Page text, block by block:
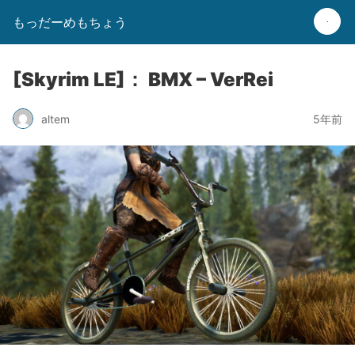
もっだーめもちょう
[Skyrim LE]： BMX – VerRei
altem 5年前